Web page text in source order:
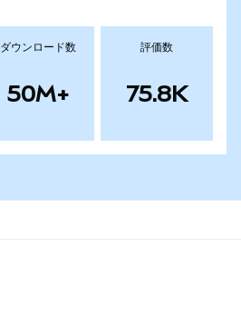
ダウンロード数
50M+
評価数
75.8K